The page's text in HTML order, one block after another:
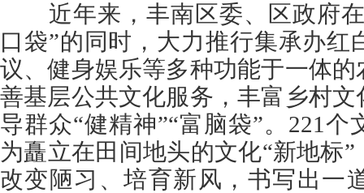
近年来，丰南区委、区政府在
口袋”的同时，大力推行集承办红
议、健身娱乐等多种功能于一体
善基层公共文化服务，丰富乡村
导群众“健精神”“富脑袋”。221
为矗立在田间地头的文化“新地标
改变陋习、培育新风，书写出一